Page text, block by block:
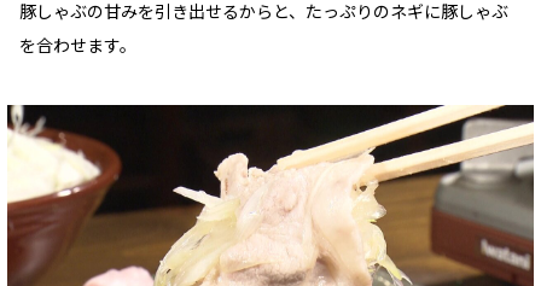
豚しゃぶの甘みを引き出せるからと、たっぷりのネギに豚しゃぶ
を合わせます。